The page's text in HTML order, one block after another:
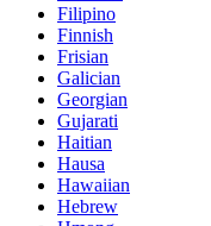
Filipino
Finnish
Frisian
Galician
Georgian
Gujarati
Haitian
Hausa
Hawaiian
Hebrew